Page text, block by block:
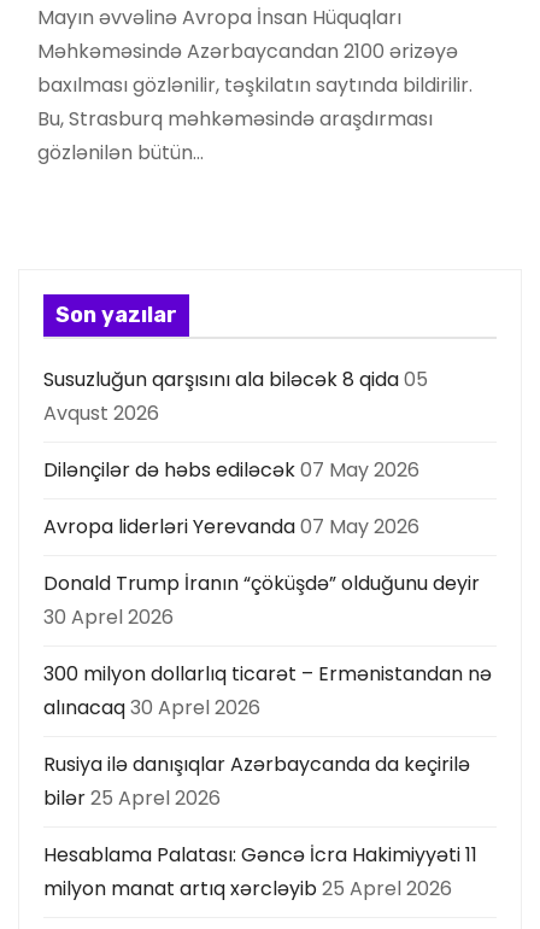
Mayın əvvəlinə Avropa İnsan Hüquqları
Məhkəməsində Azərbaycandan 2100 ərizəyə
baxılması gözlənilir, təşkilatın saytında bildirilir.
Bu, Strasburq məhkəməsində araşdırması
gözlənilən bütün…
Son yazılar
Susuzluğun qarşısını ala biləcək 8 qida05
Avqust 2026
Dilənçilər də həbs ediləcək07 May 2026
Avropa liderləri Yerevanda07 May 2026
Donald Trump İranın “çöküşdə” olduğunu deyir
30 Aprel 2026
300 milyon dollarlıq ticarət – Ermənistandan nə
alınacaq30 Aprel 2026
Rusiya ilə danışıqlar Azərbaycanda da keçirilə
bilər25 Aprel 2026
Hesablama Palatası: Gəncə İcra Hakimiyyəti 11
milyon manat artıq xərcləyib25 Aprel 2026